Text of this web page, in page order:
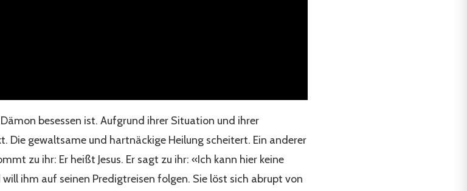
besessen ist. Aufgrund ihrer Situation und ihrer
Die gewaltsame und hartnäckige Heilung scheitert. Ein anderer
zu ihr: Er heißt Jesus. Er sagt zu ihr: «Ich kann hier keine
ihm auf seinen Predigtreisen folgen. Sie löst sich abrupt von